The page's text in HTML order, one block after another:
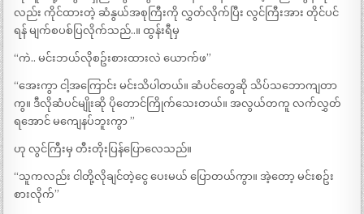
လည်း ကိုင်ထားတဲ့ ဆံနွယ်အစုကြီးကို လွှတ်လိုက်ပြီး လွင်ကြီးအား တိုင်ပင်
ရန် မျက်စပစ်ပြလိုက်သည်..။ ထွန်းရီမှ
“ကဲ.. မင်းဘယ်လိုစဥ်းစားထားလဲ ယောက်ဖ”
“အေးကွာ ငါ့အကြောင်း မင်းသိပါတယ်။ ဆံပင်တွေဆို သိပ်သဘောကျတာ
ကွ။ ဒီလိုဆံပင်မျိုးဆို ပိုတောင်ကြိုက်သေးတယ်။ အလွယ်တကူ လက်လွှတ်
ရအောင် မကျေနပ်ဘူးကွာ ”
ဟု လွင်ကြီးမှ တီးတိုးပြန်ပြောလေသည်။
“သူကလည်း ငါတို့လိုချင်တဲ့ငွေ ပေးမယ် ပြောတယ်ကွာ။ အဲ့တော့ မင်းစဥ်း
စားလိုက်”